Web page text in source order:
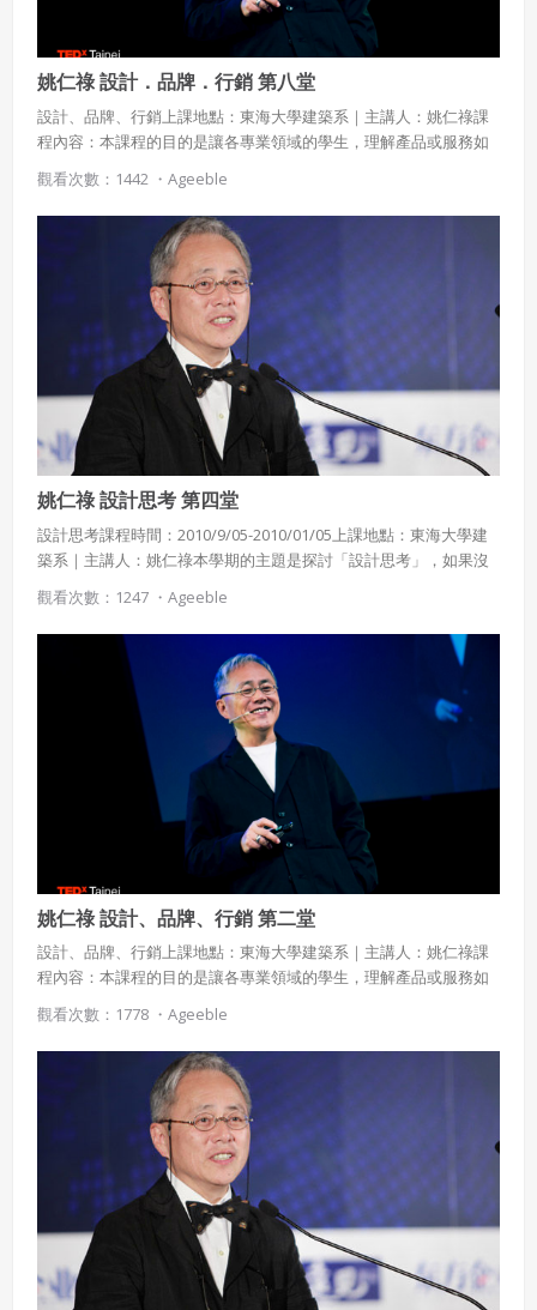
姚仁祿 設計．品牌．行銷 第八堂
設計、品牌、行銷上課地點：東海大學建築系｜主講人：姚仁祿課
程內容：本課程的目的是讓各專業領域的學生，理解產品或服務如
計、品牌與行銷的基本觀念，及設計＋品牌＋行銷與人類現在與未
來活動之間的關係，介紹二十一世紀人類行為、設計、品牌與市場
行銷的發展現況與前瞻，並以食、衣、住、行、育、樂的個案研究
為基礎，探討二十一世紀待開發的設計、品牌與行銷領域。
觀看次數：1442 ・ Ageeble
姚仁祿 設計思考 第四堂
設計思考課程時間：2010/9/05-2010/01/05上課地點：東海大學建
築系｜主講人：姚仁祿本學期的主題是探討「設計思考」，如果沒
概念是要以直覺導航，並以知識續航。並探討社會為何需要新形態
領導人?
觀看次數：1247 ・ Ageeble
姚仁祿 設計、品牌、行銷 第二堂
設計、品牌、行銷上課地點：東海大學建築系｜主講人：姚仁祿課
程內容：本課程的目的是讓各專業領域的學生，理解產品或服務如
何運用設計，如何建構品牌，如何達成行銷的目的。課程涵蓋設
計、品牌與行銷的基本觀念，及設計＋品牌＋行銷與人類現在與未
來活動之間的關係，介紹二十一世紀人類行為、設計、品牌與市場
行銷的發展現況與前瞻，並以食、衣、住、行、育、樂的個案研究
為基礎，探討二十一世紀待開發的設計、品牌與行銷領域。
觀看次數：1778 ・ Ageeble